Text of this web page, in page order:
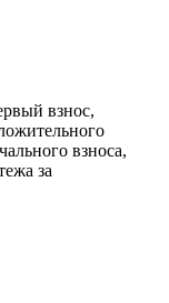
взнос,
взноса,
за